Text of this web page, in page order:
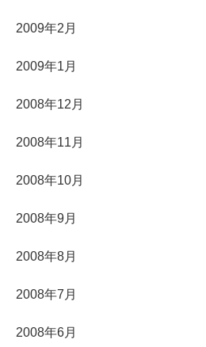
2009年2月
2009年1月
2008年12月
2008年11月
2008年10月
2008年9月
2008年8月
2008年7月
2008年6月